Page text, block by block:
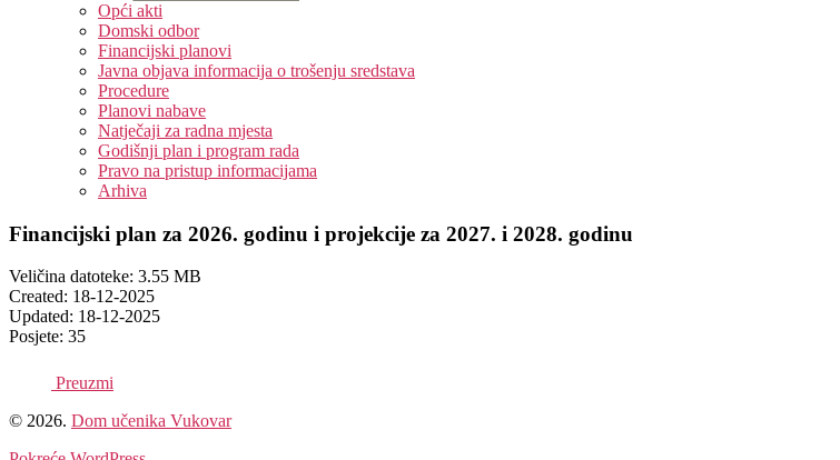
Opći akti
Domski odbor
Financijski planovi
Javna objava informacija o trošenju sredstava
Procedure
Planovi nabave
Natječaji za radna mjesta
Godišnji plan i program rada
Pravo na pristup informacijama
Arhiva
Financijski plan za 2026. godinu i projekcije za 2027. i 2028. godinu
Veličina datoteke: 3.55 MB
Created: 18-12-2025
Updated: 18-12-2025
Posjete: 35
Preuzmi
© 2026. Dom učenika Vukovar